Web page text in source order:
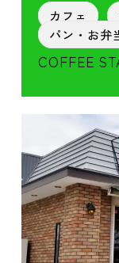
カフェ
パン・お弁
COFFEE